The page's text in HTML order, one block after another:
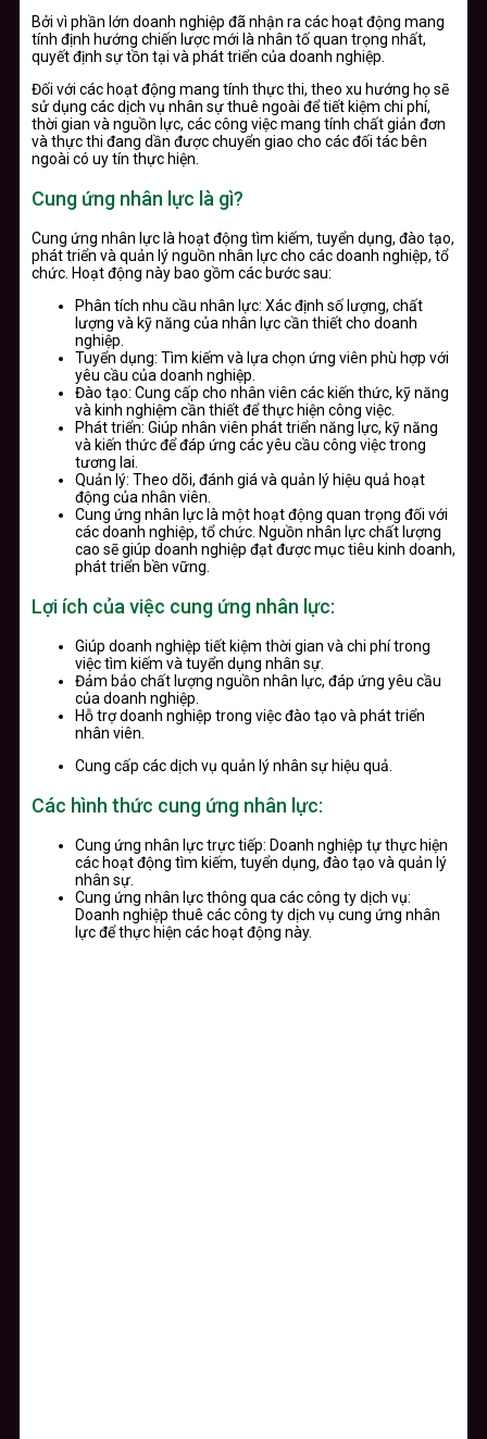
Bởi vì phần lớn doanh nghiệp đã nhận ra các hoạt động mang
tính định hướng chiến lược mới là nhân tố quan trọng nhất,
quyết định sự tồn tại và phát triển của doanh nghiệp.
Đối với các hoạt động mang tính thực thi, theo xu hướng họ sẽ
sử dụng các dịch vụ nhân sự thuê ngoài để tiết kiệm chi phí,
thời gian và nguồn lực, các công việc mang tính chất giản đơn
và thực thi đang dần được chuyển giao cho các đối tác bên
ngoài có uy tín thực hiện.
Cung ứng nhân lực là gì?
Cung ứng nhân lực là hoạt động tìm kiếm, tuyển dụng, đào tạo,
phát triển và quản lý nguồn nhân lực cho các doanh nghiệp, tổ
chức. Hoạt động này bao gồm các bước sau:
Phân tích nhu cầu nhân lực: Xác định số lượng, chất
lượng và kỹ năng của nhân lực cần thiết cho doanh
nghiệp.
Tuyển dụng: Tìm kiếm và lựa chọn ứng viên phù hợp với
yêu cầu của doanh nghiệp.
Đào tạo: Cung cấp cho nhân viên các kiến thức, kỹ năng
và kinh nghiệm cần thiết để thực hiện công việc.
Phát triển: Giúp nhân viên phát triển năng lực, kỹ năng
và kiến thức để đáp ứng các yêu cầu công việc trong
tương lai.
Quản lý: Theo dõi, đánh giá và quản lý hiệu quả hoạt
động của nhân viên.
Cung ứng nhân lực là một hoạt động quan trọng đối với
các doanh nghiệp, tổ chức. Nguồn nhân lực chất lượng
cao sẽ giúp doanh nghiệp đạt được mục tiêu kinh doanh,
phát triển bền vững.
Lợi ích của việc cung ứng nhân lực:
Giúp doanh nghiệp tiết kiệm thời gian và chi phí trong
việc tìm kiếm và tuyển dụng nhân sự.
Đảm bảo chất lượng nguồn nhân lực, đáp ứng yêu cầu
của doanh nghiệp.
Hỗ trợ doanh nghiệp trong việc đào tạo và phát triển
nhân viên.
Cung cấp các dịch vụ quản lý nhân sự hiệu quả.
Các hình thức cung ứng nhân lực:
Cung ứng nhân lực trực tiếp: Doanh nghiệp tự thực hiện
các hoạt động tìm kiếm, tuyển dụng, đào tạo và quản lý
nhân sự.
Cung ứng nhân lực thông qua các công ty dịch vụ:
Doanh nghiệp thuê các công ty dịch vụ cung ứng nhân
lực để thực hiện các hoạt động này.